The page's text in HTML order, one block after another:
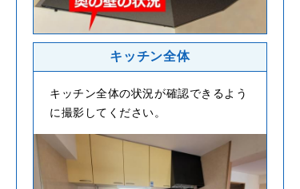
キッチン全体
キッチン全体の状況が確認できるよう
に撮影してください。